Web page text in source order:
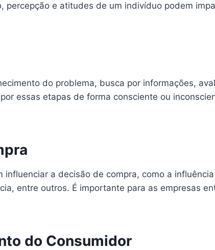
e atitudes de um indivíduo podem
do problema, busca por informações,
essas etapas de forma consciente ou
a decisão de compra, como a
entre outros. É importante para as empresas
do Consumidor